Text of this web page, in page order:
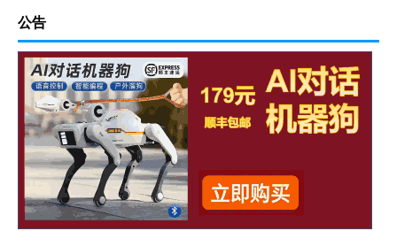
公告